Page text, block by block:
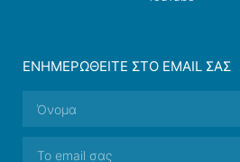
ΕΝΗΜΕΡΩΘΕΊΤΕ ΣΤΟ EMAIL ΣΑΣ